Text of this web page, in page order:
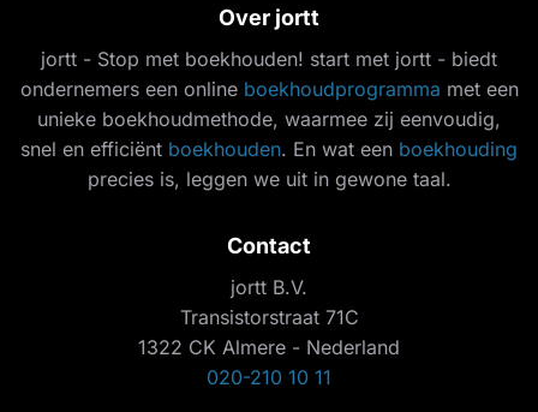
Over jortt
jortt - Stop met boekhouden! start met jortt - biedt
ondernemers een online boekhoudprogramma met een
unieke boekhoudmethode, waarmee zij eenvoudig,
snel en efficiënt boekhouden. En wat een boekhouding
precies is, leggen we uit in gewone taal.
Contact
jortt B.V.
Transistorstraat 71C
1322 CK Almere - Nederland
020-210 10 11